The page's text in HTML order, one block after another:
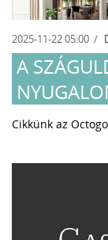
2025-11-22 05:00
A
Cikkünk az